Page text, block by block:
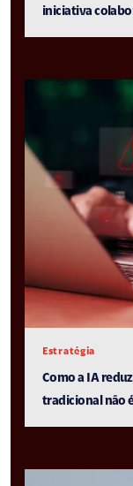
iniciativa
Estratégia
Como a IA
tradicional não